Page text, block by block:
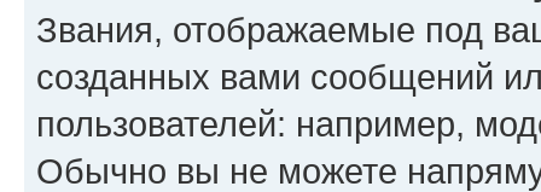
Звания, отображаемые под
созданных вами сообщений
пользователей: например,
Обычно вы не можете